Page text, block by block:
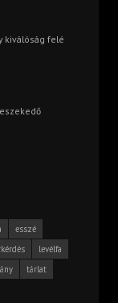
kiválóság felé
esszé
levélfa
tárlat